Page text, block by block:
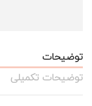
توضیحات
توضیحات تکمیلی